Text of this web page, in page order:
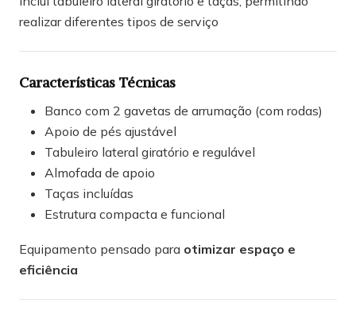
realizar diferentes tipos de serviço
Características Técnicas
Banco com 2 gavetas de arrumação (com rodas)
Apoio de pés ajustável
Tabuleiro lateral giratório e regulável
Almofada de apoio
Taças incluídas
Estrutura compacta e funcional
Equipamento pensado para otimizar espaço e
eficiência